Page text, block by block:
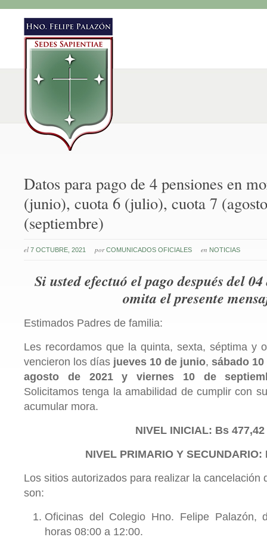
Datos para pago de 4 pensiones en
(junio), cuota 6 (julio), cuota 7
(septiembre)
el 7 OCTUBRE, 2021 por COMUNICADOS OFICIALES en NOTICIAS
Si usted efectuó el pago después del
omita el presente
Estimados Padres de familia:
Les recordamos que la quinta, sexta, séptima y
vencieron los días jueves 10 de junio, sábado
agosto de 2021 y viernes 10 de
Solicitamos tenga la amabilidad de cumplir con
acumular mora.
NIVEL INICIAL: Bs 477,42
NIVEL PRIMARIO Y SECUNDARIO:
Los sitios autorizados para realizar la cancelación
son:
Oficinas del Colegio Hno. Felipe Palazón,
horas 08:00 a 12:00.